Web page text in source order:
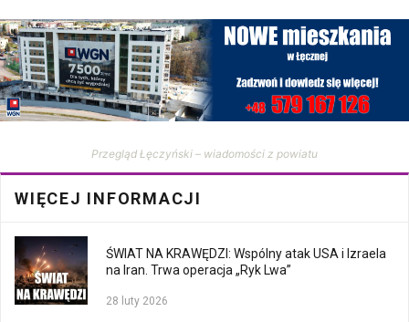
Przegląd Łęczyński – wiadomości z powiatu
WIĘCEJ INFORMACJI
ŚWIAT NA KRAWĘDZI: Wspólny atak USA i Izraela
na Iran. Trwa operacja „Ryk Lwa”
28 luty 2026